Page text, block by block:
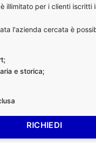
illimitato per i clienti iscritti
l'azienda cercata è
e storica;
RICHIEDI